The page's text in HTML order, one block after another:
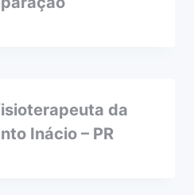
da
Inácio – PR